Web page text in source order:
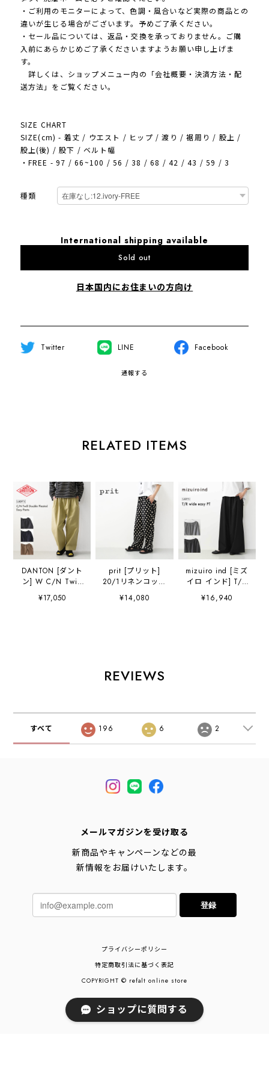
・ご利用のモニターによって、色調・風合いなど実際の商品との
違いが生じる場合がございます。予めご了承ください。
・セール品については、返品・交換を承っておりません。ご購
入前にあらかじめご了承くださいますようお願い申し上げま
す。
詳しくは、ショップメニュー内の「会社概要・決済方法・配
送方法」をご覧ください。
SIZE CHART
SIZE(cm) - 着丈 / ウエスト / ヒップ / 渡り / 裾周り / 股上 /
股上(後) / 股下 / ベルト幅
・FREE - 97 / 66~100 / 56 / 38 / 68 / 42 / 43 / 59 / 3
種類
International shipping available
Sold out
日本国内にお住まいの方向け
Twitter LINE Facebook
通報する
RELATED ITEMS
DANTON [ダント
ン] W C/N Twill
Double Pleated
Easy Pants [DT-
¥17,050
prit [プリット]
20/1リネンコット
ンシーチングドッ
トプリントパジャ
柄パンツ・水玉・
リネンコットン・
¥14,080
mizuiro ind [ミズ
イロ インド] T/R
wide easy PT [3-
260095] T/Rワイ
¥16,940
REVIEWS
すべて 196 6 2
メールマガジンを受け取る
新商品やキャンペーンなどの最
新情報をお届けいたします。
登録
プライバシーポリシー
特定商取引法に基づく表記
COPYRIGHT © refalt online store
ショップに質問する